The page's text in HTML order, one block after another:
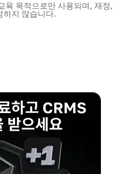
육 목적으로만 사용되며, 재정,
하지 않습니다.